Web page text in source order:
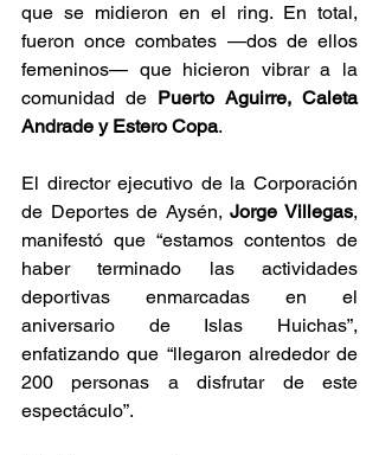
que se midieron en el ring. En total,
fueron once combates —dos de ellos
femeninos— que hicieron vibrar a la
comunidad de Puerto Aguirre, Caleta
Andrade y Estero Copa.
El director ejecutivo de la Corporación
de Deportes de Aysén, Jorge Villegas,
manifestó que “estamos contentos de
haber terminado las actividades
deportivas enmarcadas en el
aniversario de Islas Huichas”,
enfatizando que “llegaron alrededor de
200 personas a disfrutar de este
espectáculo”.